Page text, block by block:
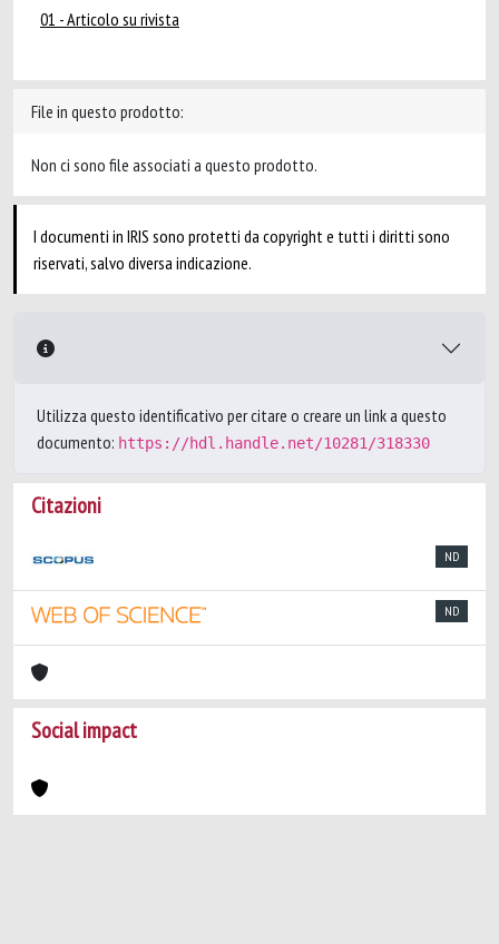
01 - Articolo su rivista
File in questo prodotto:
Non ci sono file associati a questo prodotto.
I documenti in IRIS sono protetti da copyright e tutti i diritti sono
riservati, salvo diversa indicazione.
Utilizza questo identificativo per citare o creare un link a questo
documento: https://hdl.handle.net/10281/318330
Citazioni
ND
ND
Social impact